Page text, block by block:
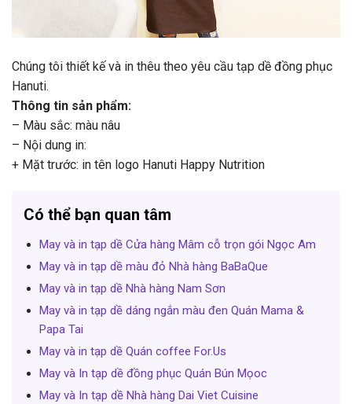
Chúng tôi thiết kế và in thêu theo yêu cầu tạp dề đồng phục
Hanuti.
Thông tin sản phẩm:
– Màu sắc: màu nâu
– Nội dung in:
+ Mặt trước: in tên logo Hanuti Happy Nutrition
Có thể bạn quan tâm
May và in tạp dề Cửa hàng Mâm cỗ trọn gói Ngọc Am
May và in tạp dề màu đỏ Nhà hàng BaBaQue
May và in tạp dề Nhà hàng Nam Sơn
May và in tạp dề dáng ngắn màu đen Quán Mama &
Papa Tai
May và in tạp dề Quán coffee For.Us
May và In tạp dề đồng phục Quán Bún Mọoc
May và In tạp dề Nhà hàng Dai Viet Cuisine